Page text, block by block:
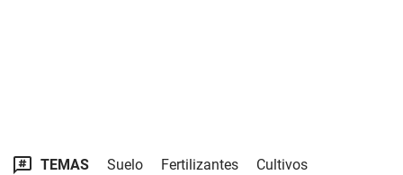
TEMAS Suelo Fertilizantes
Cultivos